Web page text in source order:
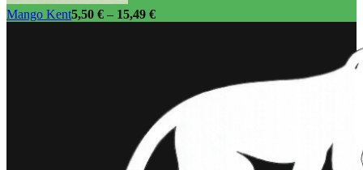
Mango Kent5,50 € – 15,49 €